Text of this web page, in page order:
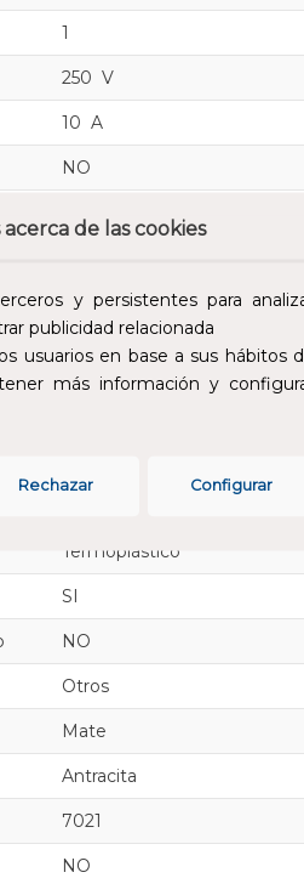
de las cookies
y persistentes para
publicidad relacionada
usuarios en base a sus hábitos
más información y
Configurar
Rechazar
1
250 V
10 A
NO
NO
Otros
Montado empotrado
Termoplástico
SI
NO
Otros
Mate
Antracita
7021
NO